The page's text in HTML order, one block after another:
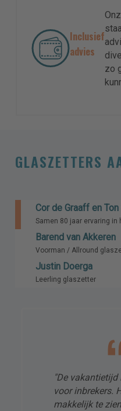
Inclusief
advies
zo
GLASZETTERS
Cor de Graaff en
Samen 80 jaar ervaring in
Barend van Akkeren
Voorman / Allround
Justin Doerga
Leerling glaszetter
"De
voor inbrekers.
makkelijk te